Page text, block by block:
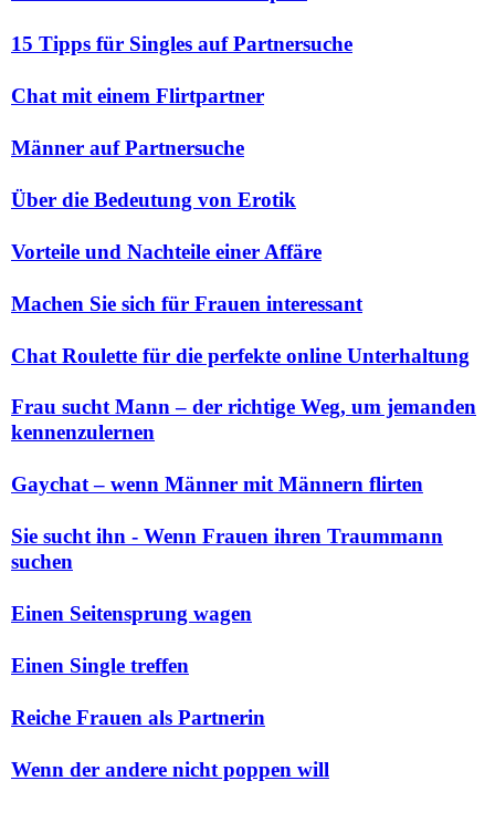
15 Tipps für Singles auf Partnersuche
Chat mit einem Flirtpartner
Männer auf Partnersuche
Über die Bedeutung von Erotik
Vorteile und Nachteile einer Affäre
Machen Sie sich für Frauen interessant
Chat Roulette für die perfekte online Unterhaltung
Frau sucht Mann – der richtige Weg, um jemanden
kennenzulernen
Gaychat – wenn Männer mit Männern flirten
Sie sucht ihn - Wenn Frauen ihren Traummann
suchen
Einen Seitensprung wagen
Einen Single treffen
Reiche Frauen als Partnerin
Wenn der andere nicht poppen will